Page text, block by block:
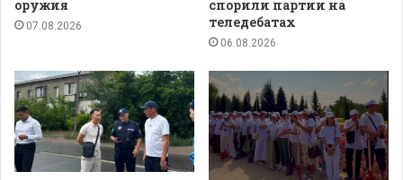
оружия
07.08.2026
спорили партии на
теледебатах
06.08.2026